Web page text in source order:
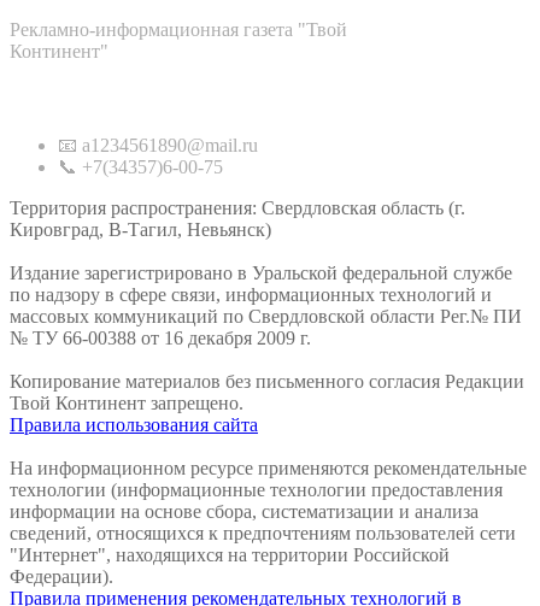
Рекламно-информационная газета "Твой
Континент"
📧 a1234561890@mail.ru
📞 +7(34357)6-00-75
Территория распространения: Свердловская область (г.
Кировград, В-Тагил, Невьянск)
Издание зарегистрировано в Уральской федеральной службе
по надзору в сфере связи, информационных технологий и
массовых коммуникаций по Свердловской области Рег.№ ПИ
№ ТУ 66-00388 от 16 декабря 2009 г.
Копирование материалов без письменного согласия Редакции
Твой Континент запрещено.
Правила использования сайта
На информационном ресурсе применяются рекомендательные
технологии (информационные технологии предоставления
информации на основе сбора, систематизации и анализа
сведений, относящихся к предпочтениям пользователей сети
"Интернет", находящихся на территории Российской
Федерации).
Правила применения рекомендательных технологий в